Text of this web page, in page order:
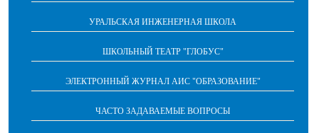
УРАЛЬСКАЯ ИНЖЕНЕРНАЯ ШКОЛА
ШКОЛЬНЫЙ ТЕАТР "ГЛОБУС"
ЭЛЕКТРОННЫЙ ЖУРНАЛ АИС "ОБРАЗОВАНИЕ"
ЧАСТО ЗАДАВАЕМЫЕ ВОПРОСЫ